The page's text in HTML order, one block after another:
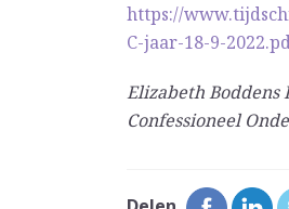
https://
C-jaar-18-9-
Elizabeth
Confessioneel